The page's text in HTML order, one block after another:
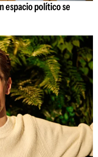
espacio político se